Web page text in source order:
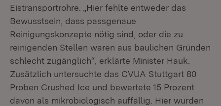
Eistransportrohre. „Hier fehlte entweder das
Bewusstsein, dass passgenaue
Reinigungskonzepte nötig sind, oder die zu
reinigenden Stellen waren aus baulichen Gründen
schlecht zugänglich“, erklärte Minister Hauk.
Zusätzlich untersuchte das CVUA Stuttgart 80
Proben Crushed Ice und bewertete 15 Prozent
davon als mikrobiologisch auffällig. Hier wurden